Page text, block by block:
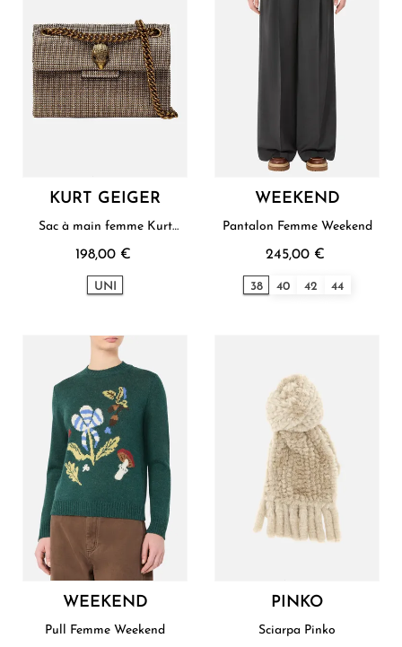
KURT GEIGER
Sac à main femme Kurt
198,00 €
UNI
WEEKEND
Pantalon Femme Weekend
245,00 €
38 40 42 44
WEEKEND
Pull Femme Weekend
PINKO
Sciarpa Pinko